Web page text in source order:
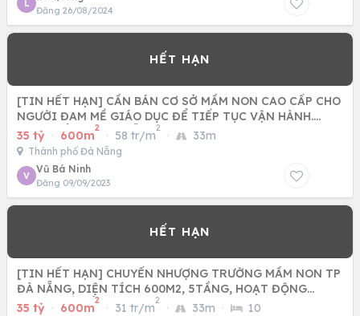
L
Đăng 26/08/2024
[TIN HẾT HẠN] CẦN BÁN CƠ SỞ MẦM NON CAO CẤP CHO
NGƯỜI ĐAM MỀ GIÁO DỤC ĐỂ TIẾP TỤC VẬN HÀNH.
QUẬN CẨM LỆ, ĐÀ NẴNG
35 tỷ · 600m
2
· 58 tr/m
2
· 33m
Thành phố Đà Nẵng
V
Vũ Bá Ninh
Đăng 09/09/2023
[TIN HẾT HẠN] CHUYỂN NHƯỢNG TRƯỜNG MẦM NON TP
ĐÀ NẴNG, DIỆN TÍCH 600M2, 5TẦNG, HOẠT ĐỘNG
DÒNG TIỀN ỔN ĐỊNH HƠN
35 tỷ · 600m
2
· 31 tr/m
2
· 33m · 10